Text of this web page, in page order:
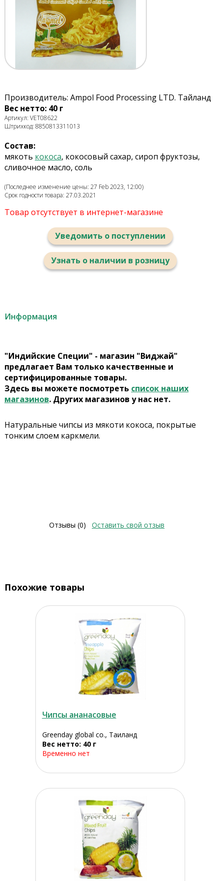
Производитель: Ampol Food Processing LTD. Тайланд
Вес нетто: 40 г
Артикул: VET08622
Штрихкод: 8850813311013
Состав:
мякоть кокоса, кокосовый сахар, сироп фруктозы,
сливочное масло, соль
(Последнее изменение цены: 27 Feb 2023, 12:00)
Срок годности товара: 27.03.2021
Товар отсутствует в интернет-магазине
Уведомить о поступлении
Узнать о наличии в розницу
Информация
"Индийские Специи" - магазин "Виджай"
предлагает Вам только качественные и
сертифицированные товары.
Здесь вы можете посмотреть список наших
магазинов. Других магазинов у нас нет.
Натуральные чипсы из мякоти кокоса, покрытые
тонким слоем каркмели.
Отзывы (0) Оставить свой отзыв
Похожие товары
Чипсы ананасовые
Greenday global co., Таиланд
Вес нетто: 40 г
Временно нет